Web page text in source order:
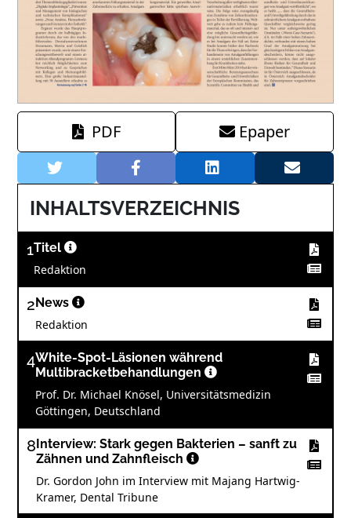
PDF Epaper
INHALTSVERZEICHNIS
1Titel
Redaktion
2 News
Redaktion
4White-Spot-Läsionen während
Multibracketbehandlungen
Prof. Dr. Michael Knösel, Universitätsmedizin
Göttingen, Deutschland
8 Interview: Stark gegen Bakterien – sanft zu
Zähnen und Zahnfleisch
Dr. Gordon John im Interview mit Majang Hartwig-
Kramer, Dental Tribune